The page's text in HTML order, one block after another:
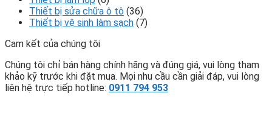
Thiết bị sửa chữa ô tô (36)
Thiết bị vệ sinh làm sạch (7)
Cam kết của chúng tôi
Chúng tôi chỉ bán hàng chính hãng và đúng giá, vui lòng tham
khảo kỹ trước khi đặt mua. Mọi nhu cầu cần giải đáp, vui lòng
liên hệ trực tiếp hotline: 0911 794 953